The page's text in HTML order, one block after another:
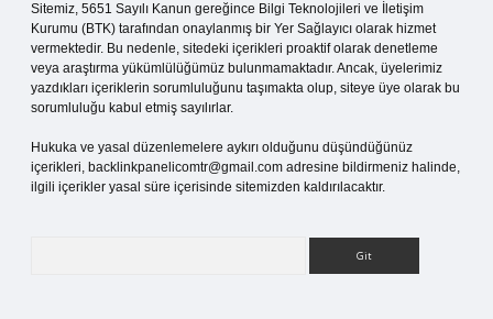
Sitemiz, 5651 Sayılı Kanun gereğince Bilgi Teknolojileri ve İletişim
Kurumu (BTK) tarafından onaylanmış bir Yer Sağlayıcı olarak hizmet
vermektedir. Bu nedenle, sitedeki içerikleri proaktif olarak denetleme
veya araştırma yükümlülüğümüz bulunmamaktadır. Ancak, üyelerimiz
yazdıkları içeriklerin sorumluluğunu taşımakta olup, siteye üye olarak bu
sorumluluğu kabul etmiş sayılırlar.
Hukuka ve yasal düzenlemelere aykırı olduğunu düşündüğünüz
içerikleri, backlinkpanelicomtr@gmail.com adresine bildirmeniz halinde,
ilgili içerikler yasal süre içerisinde sitemizden kaldırılacaktır.